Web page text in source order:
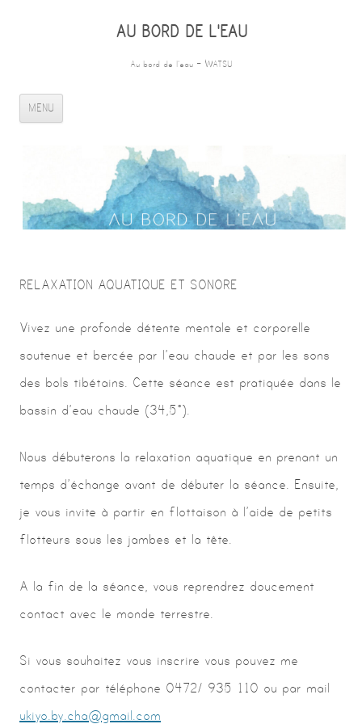
AU BORD DE L'EAU
Au bord de l'eau – WATSU
MENU
RELAXATION AQUATIQUE ET SONORE
Vivez une profonde détente mentale et corporelle
soutenue et bercée par l’eau chaude et par les sons
des bols tibétains. Cette séance est pratiquée dans le
bassin d’eau chaude (34,5°).
Nous débuterons la relaxation aquatique en prenant un
temps d’échange avant de débuter la séance. Ensuite,
je vous invite à partir en flottaison à l’aide de petits
flotteurs sous les jambes et la tête.
A la fin de la séance, vous reprendrez doucement
contact avec le monde terrestre.
Si vous souhaitez vous inscrire vous pouvez me
contacter par téléphone 0472/ 935 110 ou par mail
ukiyo.by.cha@gmail.com